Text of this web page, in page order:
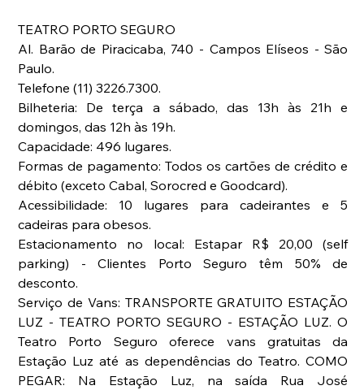
TEATRO PORTO SEGURO
Al. Barão de Piracicaba, 740 - Campos Elíseos - São
Paulo.
Telefone (11) 3226.7300.
Bilheteria: De terça a sábado, das 13h às 21h e
domingos, das 12h às 19h.
Capacidade: 496 lugares.
Formas de pagamento: Todos os cartões de crédito e
débito (exceto Cabal, Sorocred e Goodcard).
Acessibilidade: 10 lugares para cadeirantes e 5
cadeiras para obesos.
Estacionamento no local: Estapar R$ 20,00 (self
parking) - Clientes Porto Seguro têm 50% de
desconto.
Serviço de Vans: TRANSPORTE GRATUITO ESTAÇÃO
LUZ - TEATRO PORTO SEGURO - ESTAÇÃO LUZ. O
Teatro Porto Seguro oferece vans gratuitas da
Estação Luz até as dependências do Teatro. COMO
PEGAR: Na Estação Luz, na saída Rua José